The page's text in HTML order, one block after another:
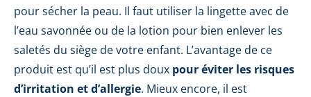
pour sécher la peau. Il faut utiliser la lingette avec de
l’eau savonnée ou de la lotion pour bien enlever les
saletés du siège de votre enfant. L’avantage de ce
produit est qu’il est plus doux pour éviter les risques
d’irritation et d’allergie. Mieux encore, il est